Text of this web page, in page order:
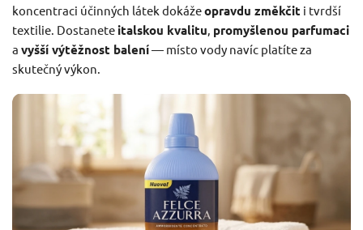
koncentraci účinných látek dokážeopravdu změkčit i tvrdší
textilie. Dostaneteitalskou kvalitu promyšlenou parfumaci
a vyšší výtěžnost balení— místo vody navíc platíte za
skutečný výkon.